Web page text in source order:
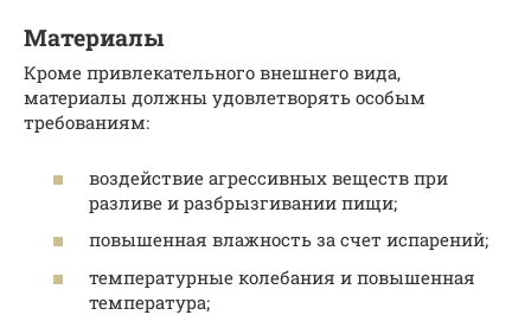
Материалы
Кроме привлекательного внешнего вида,
материалы должны удовлетворять особым
требованиям:
воздействие агрессивных веществ при
разливе и разбрызгивании пищи;
повышенная влажность за счет испарений;
температурные колебания и повышенная
температура;